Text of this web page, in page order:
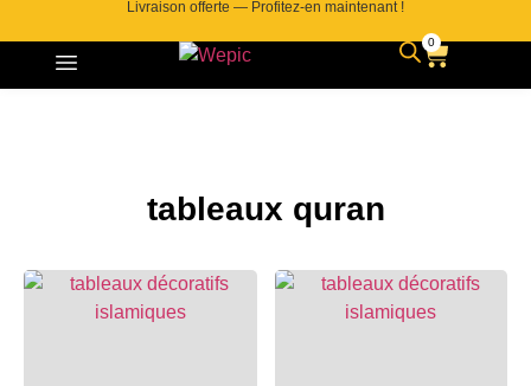
Livraison offerte — Profitez-en maintenant !
0
tableaux quran